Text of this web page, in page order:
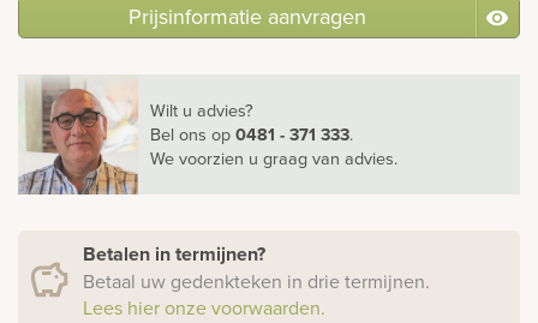
Prijsinformatie aanvragen
Wilt u advies?
Bel ons op0481 - 371 333.
We voorzien u graag van advies.
Betalen in termijnen?
Betaal uw gedenkteken in drie termijnen.
Lees hier onze voorwaarden.